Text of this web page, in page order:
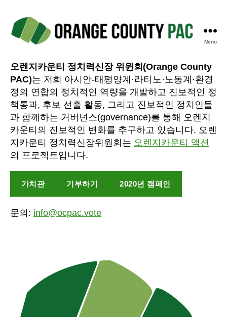
County
PAC
Menu
오렌지카운티 정치력신장 위윈회(Orange County
PAC)는 저희 아시안-태평양계·라티노·노동계·환경
정의 연합의 정치적인 역량을 개발하고 진보적인 정
책통과, 후보 선출 활동, 그리고 진보적인 정치인들
과 함께하는 거버넌스(governance)를 통해 오렌지
카운티의 진보적인 변화를 추구하고 있습니다. 오렌
지카운티 정치력신장위원회는 오렌지카운티 액션
의 프로젝트입니다.
가치관 기부하기 2020년 캠페인
문의: info@ocpac.vote